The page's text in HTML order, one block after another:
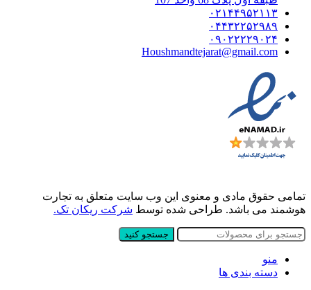
۰۲۱۴۴۹۵۲۱۱۳
۰۴۴۳۲۲۵۲۹۸۹
۰۹۰۲۲۲۲۹۰۲۴
Houshmandtejarat@gmail.com
تمامی حقوق مادی و معنوی این وب سایت متعلق به تجارت
هوشمند می باشد. طراحی شده توسط شرکت ریکان تک.
جستجو کنید
منو
دسته بندی ها